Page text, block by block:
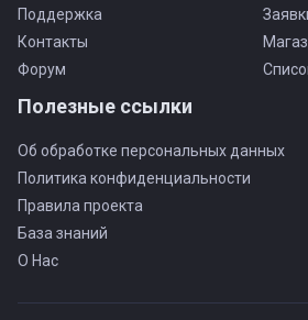
Поддержка
Контакты
Форум
Полезные ссылки
Об обработке персональных данных
Политика конфиденциальности
Правила проекта
База знаний
О Нас